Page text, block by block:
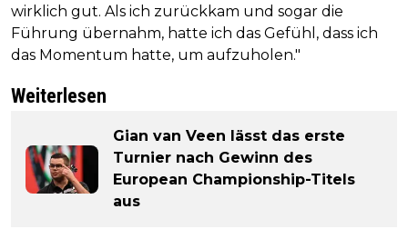
wirklich gut. Als ich zurückkam und sogar die
Führung übernahm, hatte ich das Gefühl, dass ich
das Momentum hatte, um aufzuholen."
Weiterlesen
Gian van Veen lässt das erste
Turnier nach Gewinn des
European Championship-Titels
aus